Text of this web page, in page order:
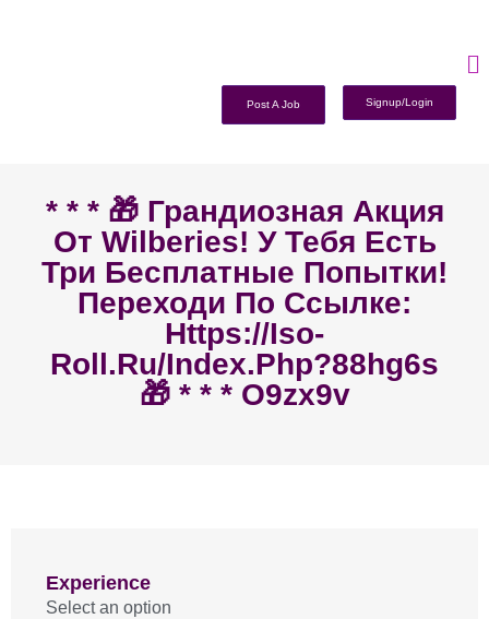
Post A Job Signup/Login
* * * 🎁 Грандиозная Акция
От Wilberies! У Тебя Есть
Три Бесплатные Попытки!
Переходи По Ссылке:
Https://iso-
Roll.ru/index.php?88hg6s
🎁 * * * O9zx9v
Experience
Select an option